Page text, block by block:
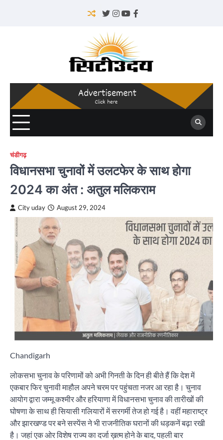
Twitter
Instagram
YouTube
Facebook
चंडीगढ़
विधानसभा चुनावों में उलटफेर के साथ होगा
2024 का अंत : अतुल मलिकराम
City uday August 29, 2024
Chandigarh
लोकसभा चुनाव के परिणामों को अभी गिनती के दिन ही बीते हैं कि देश में
एकबार फिर चुनावी माहौल अपने चरम पर पहुंचता नजर आ रहा है। चुनाव
आयोग द्वारा जम्मू कश्मीर और हरियाणा में विधानसभा चुनाव की तारीखों की
घोषणा के साथ ही सियासी गलियारों में सरगर्मी तेज हो गई है। वहीं महाराष्ट्र
और झारखण्ड पर बने सस्पेंस ने भी राजनीतिक घरानों की धड़कनें बढ़ा रखी
है। जहां एक ओर विशेष राज्य का दर्जा ख़त्म होने के बाद, पहली बार